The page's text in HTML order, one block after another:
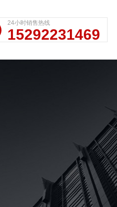
24小时销售热线
15292231469